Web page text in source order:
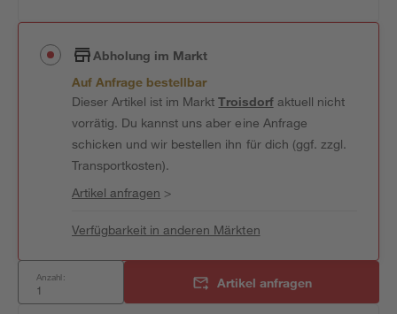
Abholung im Markt
Auf Anfrage bestellbar
Dieser Artikel ist im MarktTroisdorfaktuell nicht
vorrätig. Du kannst uns aber eine Anfrage
schicken und wir bestellen ihn für dich (ggf. zzgl.
Transportkosten).
Artikel anfragen >
Verfügbarkeit in anderen Märkten
Anzahl: Artikel anfragen